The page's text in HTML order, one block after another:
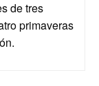
de tres
primaveras